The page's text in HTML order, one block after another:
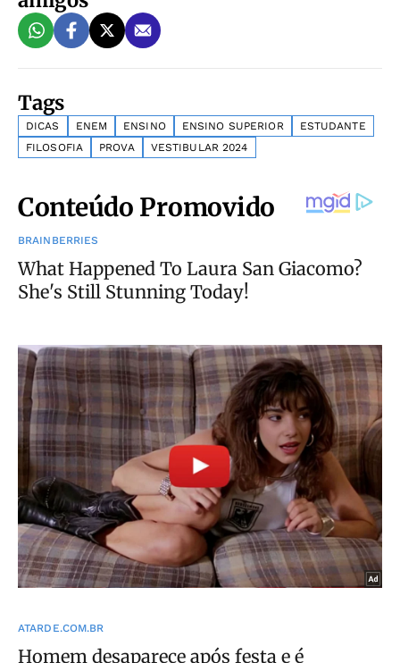
Tags
DICAS ENEM ENSINO ENSINO SUPERIOR
ESTUDANTE
FILOSOFIA
PROVA VESTIBULAR 2024